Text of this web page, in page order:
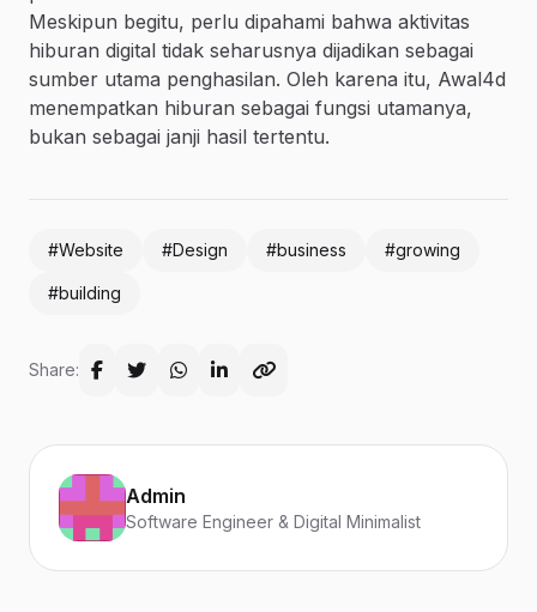
Meskipun begitu, perlu dipahami bahwa aktivitas
hiburan digital tidak seharusnya dijadikan sebagai
sumber utama penghasilan. Oleh karena itu, Awal4d
menempatkan hiburan sebagai fungsi utamanya,
bukan sebagai janji hasil tertentu.
#Website #Design #business #growing
#building
Share:
Admin
Software Engineer & Digital Minimalist